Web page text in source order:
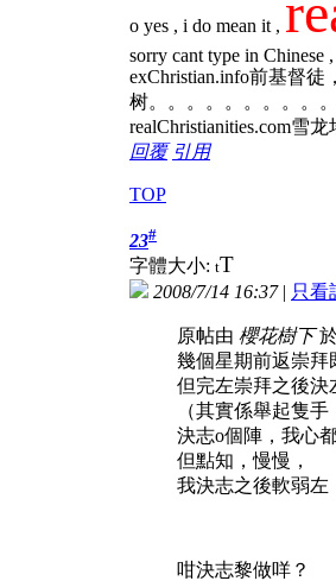
o yes , i do mean it ,
sorry cant type in Chinese ,
exChristian.info前基督
树。。。。。。。。。
realChristianities.com雪龙
回覆 引用
TOP
23#
字體大小: tT
2008/7/14 16:37| 只看
原帖由 櫻花樹下於
幾個星期前返崇拜
但完左崇拜之後決
（其實係舉起隻
決志o個陣，我心
但點知，慢慢，
我決志之後軟弱左
咁決志黎做咩？